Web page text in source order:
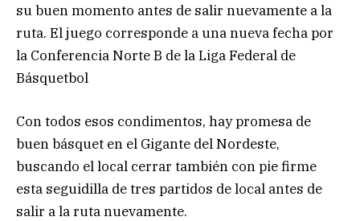
su buen momento antes de salir nuevamente a la
ruta. El juego corresponde a una nueva fecha por
la Conferencia Norte B de la Liga Federal de
Básquetbol
Con todos esos condimentos, hay promesa de
buen básquet en el Gigante del Nordeste,
buscando el local cerrar también con pie firme
esta seguidilla de tres partidos de local antes de
salir a la ruta nuevamente.